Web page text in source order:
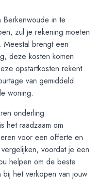
in te
zul je rekening moeten
Meestal brengt een
deze kosten komen
opstartkosten rekent
van gemiddeld
woning.
onderling
het raadzaam om
voor een offerte en
voordat je een
helpen om de beste
bij het verkopen van jouw